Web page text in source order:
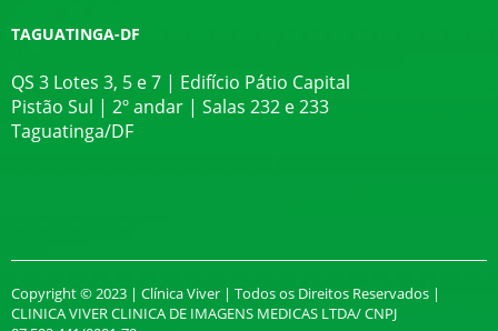
TAGUATINGA-DF
QS 3 Lotes 3, 5 e 7 | Edifício Pátio Capital
Pistão Sul | 2º andar | Salas 232 e 233
Taguatinga/DF
Copyright © 2023 | Clínica Viver | Todos os Direitos Reservados |
CLINICA VIVER CLINICA DE IMAGENS MEDICAS LTDA/ CNPJ